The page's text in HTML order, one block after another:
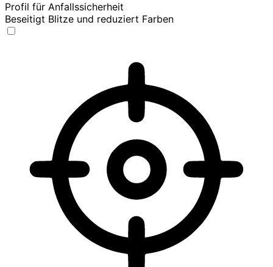
Profil für Anfallssicherheit
Beseitigt Blitze und reduziert Farben